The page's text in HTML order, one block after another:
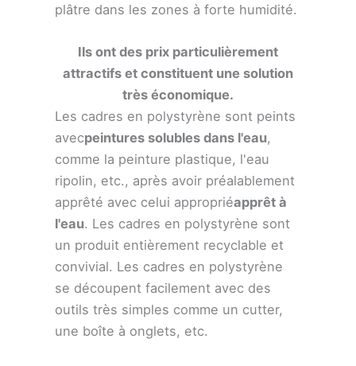
plâtre dans les zones à forte humidité.
Ils ont des prix particulièrement
attractifs et constituent une solution
très économique.
Les cadres en polystyrène sont peints
avecpeintures solubles dans l'eau,
comme la peinture plastique, l'eau
ripolin, etc., après avoir préalablement
apprêté avec celui appropriéapprêt à
l'eau. Les cadres en polystyrène sont
un produit entièrement recyclable et
convivial. Les cadres en polystyrène
se découpent facilement avec des
outils très simples comme un cutter,
une boîte à onglets, etc.